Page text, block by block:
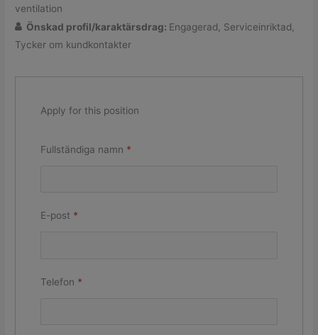
ventilation
Önskad profil/karaktärsdrag: Engagerad
Serviceinriktad
Tycker om kundkontakter
Apply for this position
Fullständiga namn *
E-post *
Telefon *